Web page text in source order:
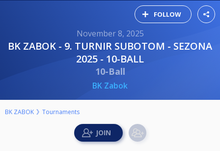
FOLLOW
November 8, 2025
BK ZABOK - 9. TURNIR SUBOTOM - SEZONA
2025 - 10-BALL
10-Ball
BK Zabok
BK ZABOK Tournaments